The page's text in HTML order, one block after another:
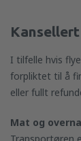
I tilfelle hvis
forpliktet til å
eller fullt
Mat og